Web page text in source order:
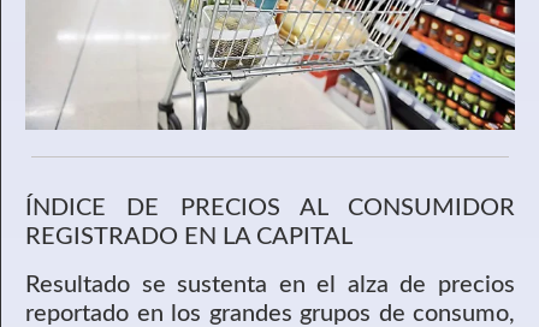
ÍNDICE DE PRECIOS AL CONSUMIDOR
REGISTRADO EN LA CAPITAL
Resultado se sustenta en el alza de precios
reportado en los grandes grupos de consumo,